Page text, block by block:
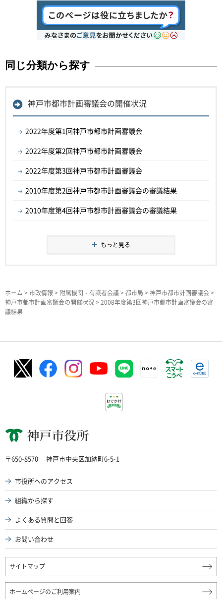
同じ分類から探す
神戸市都市計画審議会の開催状況
2022年度第1回神戸市都市計画審議会
2022年度第2回神戸市都市計画審議会
2022年度第3回神戸市都市計画審議会
2010年度第2回神戸市都市計画審議会の審議結果
2010年度第4回神戸市都市計画審議会の審議結果
もっと見る
ホーム > 市政情報 > 附属機関・有識者会議> 都市局 > 神戸市都市計画審議会>
神戸市都市計画審議会の開催状況> 2008年度第3回神戸市都市計画審議会の審
議結果
神戸市役所
〒650-8570 神戸市中央区加納町6-5-1
市役所へのアクセス
組織から探す
よくある質問と回答
お問い合わせ
サイトマップ
ホームページのご利用案内